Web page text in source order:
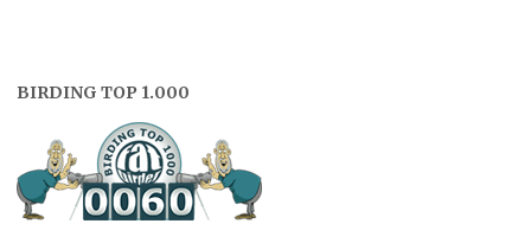
BIRDING TOP 1.000